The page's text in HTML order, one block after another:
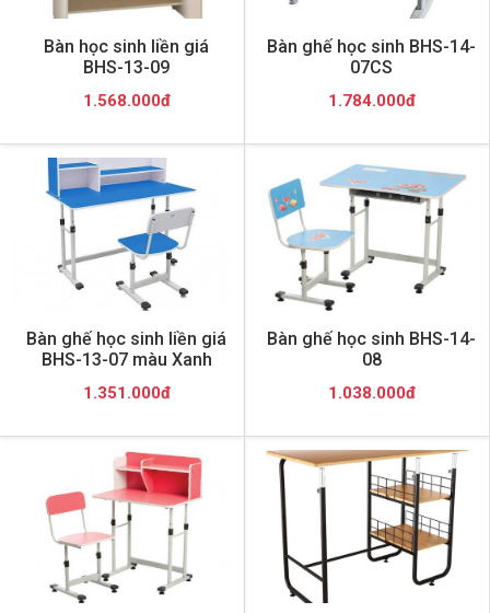
Bàn học sinh liền giá
BHS-13-09
1.568.000đ
Bàn ghế học sinh BHS-14-
07CS
1.784.000đ
Bàn ghế học sinh liền giá
BHS-13-07 màu Xanh
1.351.000đ
Bàn ghế học sinh BHS-14-
08
1.038.000đ